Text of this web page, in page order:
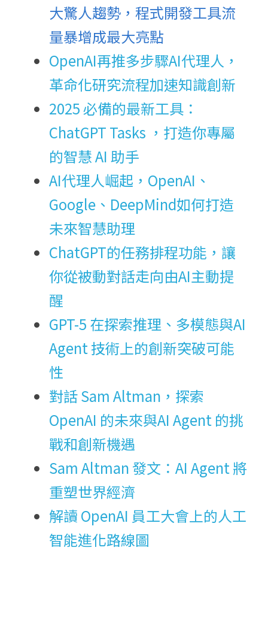
大驚人趨勢，程式開發工具流
量暴增成最大亮點
OpenAI再推多步驟AI代理人，
革命化研究流程加速知識創新
2025 必備的最新工具：
ChatGPT Tasks ，打造你專屬
的智慧 AI 助手
AI代理人崛起，OpenAI、
Google、DeepMind如何打造
未來智慧助理
ChatGPT的任務排程功能，讓
你從被動對話走向由AI主動提
醒
GPT-5 在探索推理、多模態與AI
Agent 技術上的創新突破可能
性
對話 Sam Altman，探索
OpenAI 的未來與AI Agent 的挑
戰和創新機遇
Sam Altman 發文：AI Agent 將
重塑世界經濟
解讀 OpenAI 員工大會上的人工
智能進化路線圖